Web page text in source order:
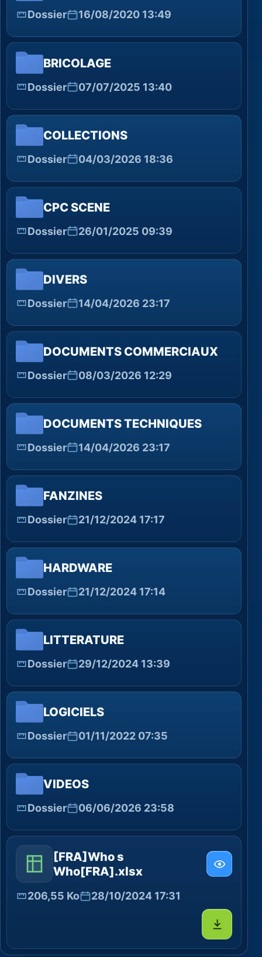
Dossier 16/08/2020 13:49
BRICOLAGE
Dossier 07/07/2025 13:40
COLLECTIONS
Dossier 04/03/2026 18:36
CPC SCENE
Dossier 26/01/2025 09:39
DIVERS
Dossier 14/04/2026 23:17
DOCUMENTS COMMERCIAUX
Dossier 08/03/2026 12:29
DOCUMENTS TECHNIQUES
Dossier 14/04/2026 23:17
FANZINES
Dossier 21/12/2024 17:17
HARDWARE
Dossier 21/12/2024 17:14
LITTERATURE
Dossier 29/12/2024 13:39
LOGICIELS
Dossier 01/11/2022 07:35
VIDEOS
Dossier 06/06/2026 23:58
[FRA]Who s
Who[FRA].xlsx
206,55 Ko 28/10/2024 17:31